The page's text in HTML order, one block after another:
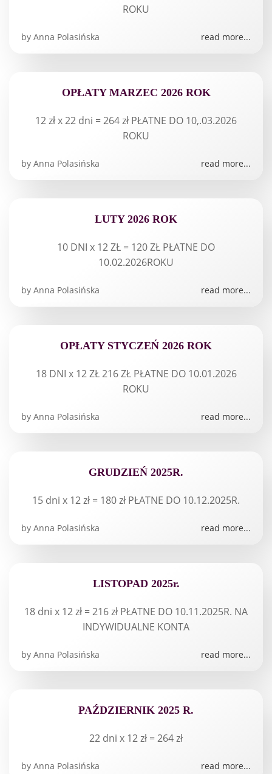
ROKU
by Anna Polasińska read more...
OPŁATY MARZEC 2026 ROK
12 zł x 22 dni = 264 zł PŁATNE DO 10,.03.2026
ROKU
by Anna Polasińska read more...
LUTY 2026 ROK
10 DNI x 12 ZŁ = 120 ZŁ PŁATNE DO
10.02.2026ROKU
by Anna Polasińska read more...
OPŁATY STYCZEŃ 2026 ROK
18 DNI x 12 ZŁ 216 ZŁ PŁATNE DO 10.01.2026
ROKU
by Anna Polasińska read more...
GRUDZIEŃ 2025R.
15 dni x 12 zł = 180 zł PŁATNE DO 10.12.2025R.
by Anna Polasińska read more...
LISTOPAD 2025r.
18 dni x 12 zł = 216 zł PŁATNE DO 10.11.2025R. NA
INDYWIDUALNE KONTA
by Anna Polasińska read more...
PAŹDZIERNIK 2025 R.
22 dni x 12 zł = 264 zł
by Anna Polasińska read more...